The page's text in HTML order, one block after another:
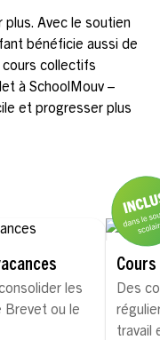
plus. Avec le soutien
bénéficie aussi de
collectifs
à SchoolMouv –
et progresser plus
les
Brevet ou le
Des
travail